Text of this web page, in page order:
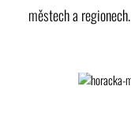
městech a regionech.